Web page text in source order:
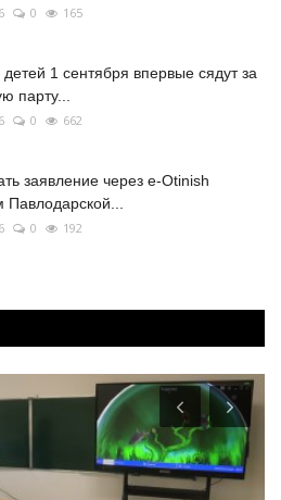
0 165
детей 1 сентября впервые сядут за
парту...
0 662
заявление через e-Otinish
Павлодарской...
0 192